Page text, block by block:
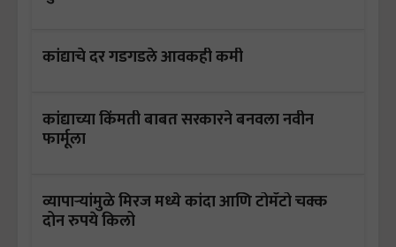
कांद्याचे दर गडगडले आवकही कमी
कांद्याच्या किंमती बाबत सरकारने बनवला नवीन
फार्मूला
व्यापाऱ्यांमुळे मिरज मध्ये कांदा आणि टोमॅटो चक्क
दोन रुपये किलो